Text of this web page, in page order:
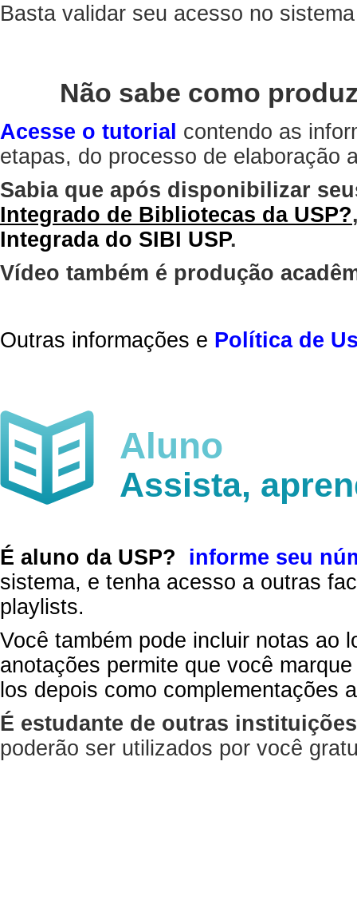
Basta validar seu acesso no
Não sabe como
Acesse o tutorial contendo as
etapas, do processo de elaboração
Sabia que após disponibilizar
Integrado de Bibliotecas da USP?
Integrada do SIBI USP.
Vídeo também é produção
Outras informações e Política de
Aluno
Assista,
É aluno da USP?
informe seu
sistema, e tenha acesso a outras
playlists.
Você também pode incluir notas ao
anotações permite que você
los depois como complementações
É estudante de outras
poderão ser utilizados por você